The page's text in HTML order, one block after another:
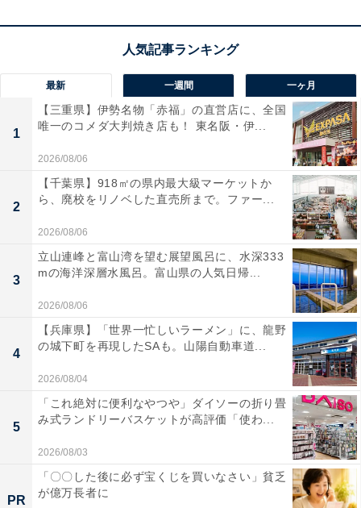
仕事と育児の両立は、子育て世代の最大のテーマです。
でも考えてみてください。動物だって植物だって、その
一生は、次世代に命をつなぐために最適化されていま
す。それが生物としての宿命です。次世代に命をつなぐ
ために、日々の糧を求めてさまようのが、仕事です。仕
それなのに、現在の社会では、育児よりも仕事のほうが
上等な営みであるかのような錯覚が横行しています。育
児は仕事の合間を縫って行うべきことであるかのよう
に、多くのひとが思い込まされています。本末転倒で
す。その不自然さに、社会はもっと自覚的になる必要が
あると思います。
たとえば、私が新米パパ時代、こんなことがありまし
た……。以下、約15年前の連載に掲載されていたエピソ
ードです。
最新 一週間 一ヶ月
1
【三重県】伊勢名物「赤福」の直営店に、全国
唯一のコメダ大判焼き店も！ 東名阪・伊...
2026/08/06
2
【千葉県】918㎡の県内最大級マーケットか
ら、廃校をリノベした直売所まで。ファー...
2026/08/06
3
立山連峰と富山湾を望む展望風呂に、水深333
mの海洋深層水風呂。富山県の人気日帰...
2026/08/06
4
【兵庫県】「世界一忙しいラーメン」に、龍野
の城下町を再現したSAも。山陽自動車道...
2026/08/04
5
「これ絶対に便利なやつや」ダイソーの折り畳
み式ランドリーバスケットが高評価「使わ...
2026/08/03
PR
「〇〇した後に必ず宝くじを買いなさい」貧乏
が億万長者に